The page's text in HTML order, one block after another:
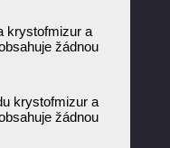
krystofmizur a
žádnou
krystofmizur a
žádnou